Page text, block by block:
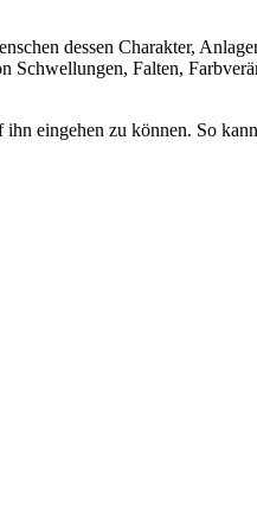
dessen Charakter,
Falten,
eingehen zu können. So